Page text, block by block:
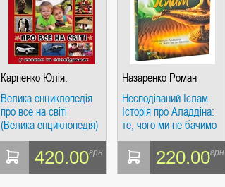
Карпенко Юлія.
Велика енциклопедія
про все на світі
(Велика енциклопедія)
420.00грн
Назаренко Роман
Несподіваний Іслам.
Історія про Аладдіна:
те, чого ми не бачимо
220.00грн